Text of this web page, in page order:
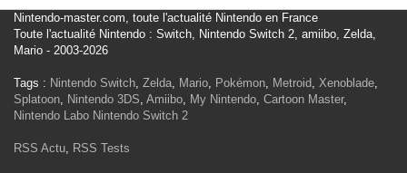
Nintendo-master.com, toute l'actualité Nintendo en France
Toute l'actualité Nintendo : Switch, Nintendo Switch 2, amiibo, Zelda,
Mario - 2003-2026
Tags : Nintendo Switch, Zelda, Mario, Pokémon, Metroid, Xenoblade,
Splatoon, Nintendo 3DS, Amiibo, My Nintendo, Cartoon Master,
Nintendo Labo Nintendo Switch 2
RSS Actu, RSS Tests